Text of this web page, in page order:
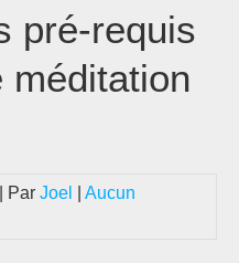
pré-requis
méditation
| Par Joel
Aucun